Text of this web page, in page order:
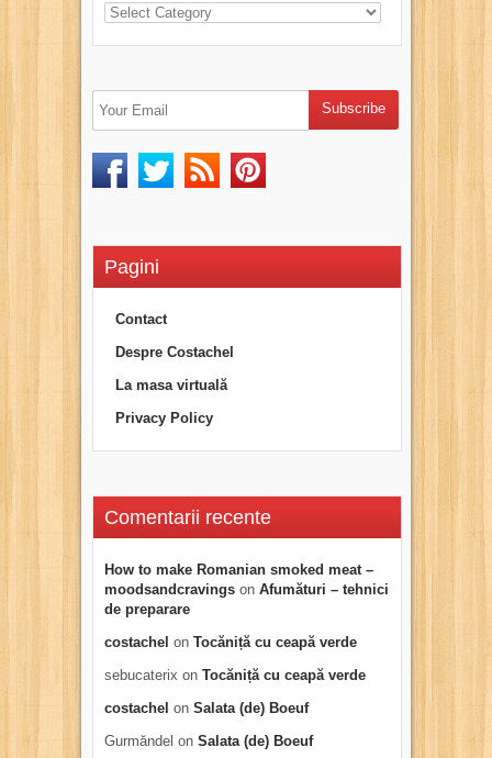
Pagini
Contact
Despre Costachel
La masa virtuală
Privacy Policy
Comentarii recente
How to make Romanian smoked meat –
moodsandcravings on Afumături – tehnici
de preparare
costachel on Tocăniță cu ceapă verde
sebucaterix on Tocăniță cu ceapă verde
costachel on Salata (de) Boeuf
Gurmăndel on Salata (de) Boeuf